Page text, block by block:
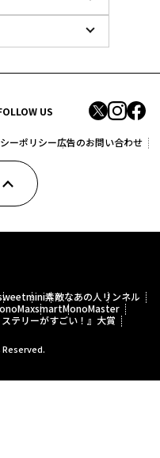
US
ーポリシー広告のお問い合わせ
mini素敵なあの人 リンネル
smartMonoMaster
ステリーがすごい！』大賞
Reserved.